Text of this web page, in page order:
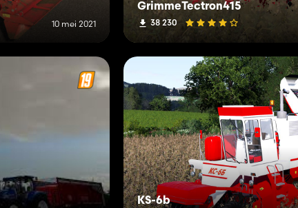
10 mei 2021
GrimmeTectron415
38 230
KS-6b